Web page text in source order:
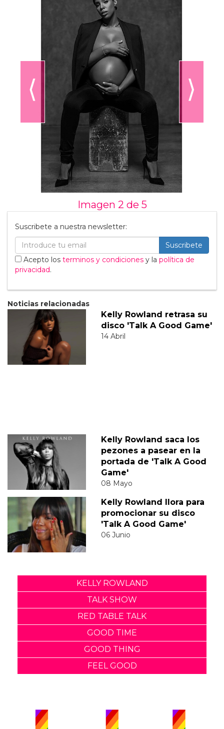
⟨ ⟩
Imagen 2 de 5
Suscribete a nuestra newsletter:
Suscribete
Acepto los terminos y condiciones y la política de
privacidad.
Noticias relacionadas
Kelly Rowland retrasa su
disco 'Talk A Good Game'
14 Abril
Kelly Rowland saca los
pezones a pasear en la
portada de 'Talk A Good
Game'
08 Mayo
Kelly Rowland llora para
promocionar su disco
'Talk A Good Game'
06 Junio
KELLY ROWLAND
TALK SHOW
RED TABLE TALK
GOOD TIME
GOOD THING
FEEL GOOD